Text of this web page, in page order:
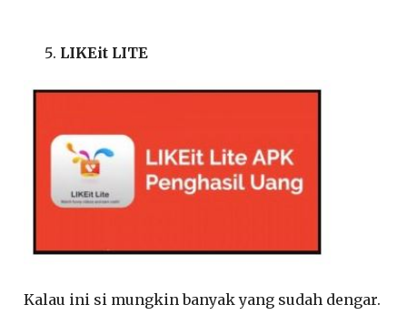
LIKEit LITE
Kalau ini si mungkin banyak yang sudah dengar.